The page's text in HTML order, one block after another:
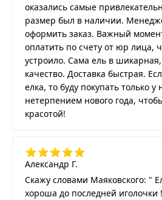
оказались самые
размер был в наличии.
оформить заказ. Важный
оплатить по счету от юр лица,
устроило. Сама ель в
качество. Доставка быстрая.
елка, то буду покупать только
нетерпением нового года,
красотой!
Александр Г.
Скажу словами Маяковского: "
хороша до последней